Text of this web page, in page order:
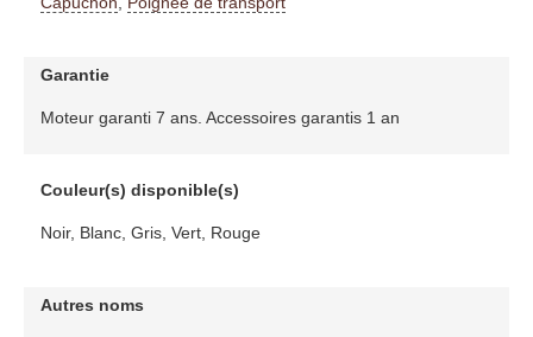
Garantie
Moteur garanti 7 ans. Accessoires garantis 1 an
Couleur(s) disponible(s)
Noir, Blanc, Gris, Vert, Rouge
Autres noms